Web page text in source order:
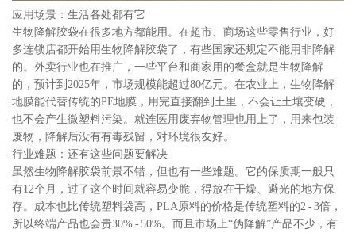
应用场景：生活各处都有它
生物降解胶袋在很多地方都能用。在超市、商场这些零售行业，好
多连锁店都开始用生物降解胶袋了，有些国家还规定不能用非降解
的。外卖行业也在推广，一些平台和商家用的餐盒就是生物降解
的，预计到2025年，市场规模能超过80亿元。在农业上，生物降解
地膜能代替传统的PE地膜，用完直接翻到土里，不会让土壤变硬，
也不会产生微塑料污染。就连医用废弃物管理也用上了，用来包装
废物，降解后没有有毒残留，对环境很友好。
行业难题：还有这些问题要解决
虽然生物降解胶袋前景不错，但也有一些难题。它的保质期一般只
有12个月，过了这个时间就容易变脆，得放在干燥、避光的地方保
存。成本也比传统塑料袋高，PLA原料的价格是传统塑料的2 - 3倍，
所以终端产品也会贵30% - 50%。而且市场上“伪降解”产品不少，有